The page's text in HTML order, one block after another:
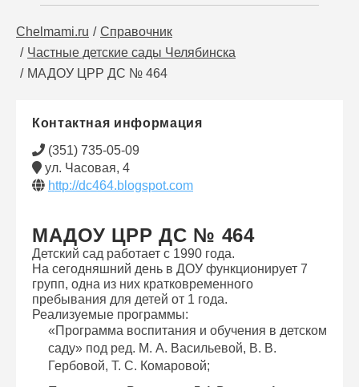
Chelmami.ru
Справочник
Частные детские сады Челябинска
МАДОУ ЦРР ДС № 464
Контактная информация
(351) 735-05-09
ул. Часовая, 4
http://dc464.blogspot.com
МАДОУ ЦРР ДС № 464
Детский сад работает с 1990 года.
На сегодняшний день в ДОУ функционирует 7
групп, одна из них кратковременного
пребывания для детей от 1 года.
Реализуемые программы:
«Программа воспитания и обучения в детском
саду» под ред. М. А. Васильевой, В. В.
Гербовой, Т. С. Комаровой;